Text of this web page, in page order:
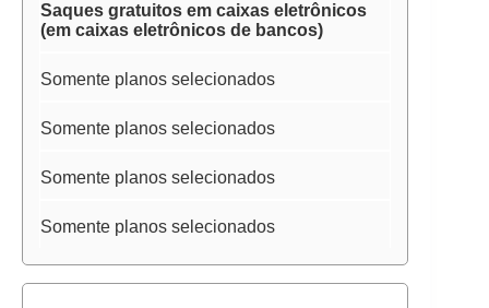
Saques gratuitos em caixas eletrônicos
(em caixas eletrônicos de bancos)
Somente planos selecionados
Somente planos selecionados
Somente planos selecionados
Somente planos selecionados